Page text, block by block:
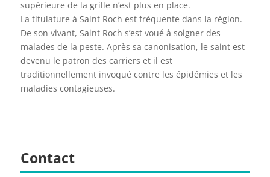
supérieure de la grille n’est plus en place.
La titulature à Saint Roch est fréquente dans la région.
De son vivant, Saint Roch s’est voué à soigner des
malades de la peste. Après sa canonisation, le saint est
devenu le patron des carriers et il est
traditionnellement invoqué contre les épidémies et les
maladies contagieuses.
Contact